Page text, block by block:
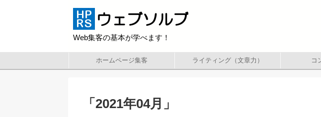
Web集客の基本が学べます！
ホームページ集客 ライティング（文章力） コ
「 2021年04月 」